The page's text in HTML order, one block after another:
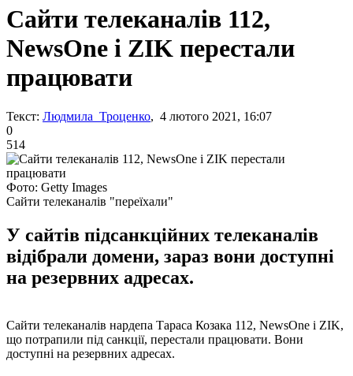
Сайти телеканалів 112,
NewsOne і ZIK перестали
працювати
Текст: Людмила Троценко, 4 лютого 2021, 16:07
0
514
Фото: Getty Images
Сайти телеканалів "переїхали"
У сайтів підсанкційних телеканалів
відібрали домени, зараз вони доступні
на резервних адресах.
Сайти телеканалів нардепа Тараса Козака 112, NewsOne і ZIK,
що потрапили під санкції, перестали працювати. Вони
доступні на резервних адресах.